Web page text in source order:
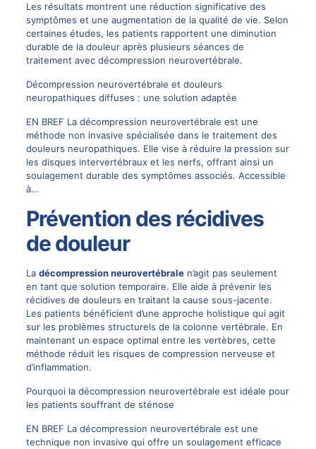
Les résultats montrent une réduction significative des
symptômes et une augmentation de la qualité de vie. Selon
certaines études, les patients rapportent une diminution
durable de la douleur après plusieurs séances de
traitement avec décompression neurovertébrale.
Décompression neurovertébrale et douleurs
neuropathiques diffuses : une solution adaptée
EN BREF La décompression neurovertébrale est une
méthode non invasive spécialisée dans le traitement des
douleurs neuropathiques. Elle vise à réduire la pression sur
les disques intervertébraux et les nerfs, offrant ainsi un
soulagement durable des symptômes associés. Accessible
à…
Prévention des récidives
de douleur
La décompression neurovertébralen’agit pas seulement
en tant que solution temporaire. Elle aide à prévenir les
récidives de douleurs en traitant la cause sous-jacente.
Les patients bénéficient d’une approche holistique qui agit
sur les problèmes structurels de la colonne vertébrale. En
maintenant un espace optimal entre les vertèbres, cette
méthode réduit les risques de compression nerveuse et
d’inflammation.
Pourquoi la décompression neurovertébrale est idéale pour
les patients souffrant de sténose
EN BREF La décompression neurovertébrale est une
technique non invasive qui offre un soulagement efficace